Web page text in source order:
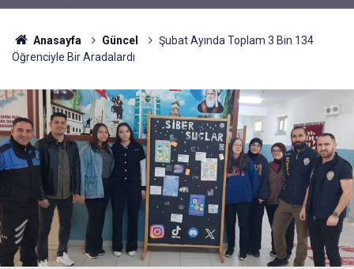
Anasayfa Güncel
Şubat Ayında Toplam 3 Bin 134
Öğrenciyle Bir Aradalardı